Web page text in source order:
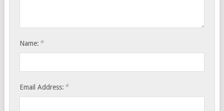
Name: *
Email Address: *